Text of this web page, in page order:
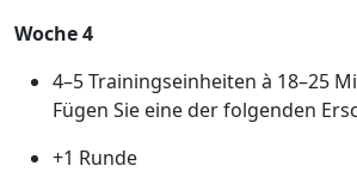
Woche 4
4–5 Trainingseinheiten à 18–25
Fügen Sie eine der folgenden
+1 Runde